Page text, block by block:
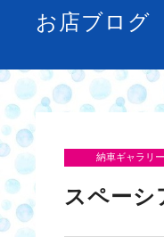
お店ブログ
納車ギャラリー
スペーシ